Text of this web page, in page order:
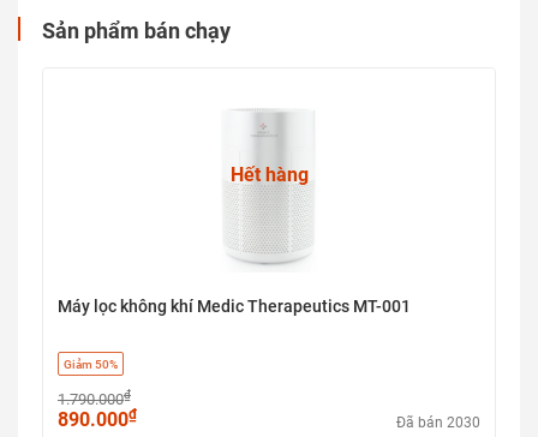
Sản phẩm bán chạy
Hết hàng
Máy lọc không khí Medic Therapeutics MT-001
Giảm 50%
1.790.000₫
890.000₫ Đã bán 2030